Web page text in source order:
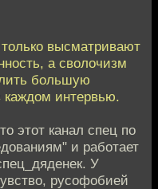
высматривают
а сволочизм
большую
каждом интервью.
этот канал спец по
и работает
У
русофобией